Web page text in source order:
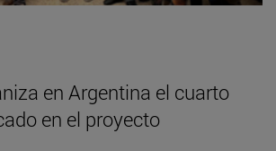
en Argentina el cuarto
en el proyecto